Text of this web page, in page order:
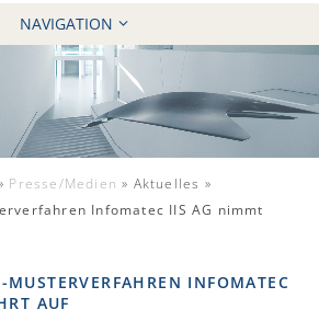
NAVIGATION
HOME
KANZLEI
10 GRÜNDE
FÄLLE
REFERENZEN
Presse/Medien » Aktuelles »
Infomatec IIS AG nimmt
MUSTERVERFAHREN INFOMATEC
AUF